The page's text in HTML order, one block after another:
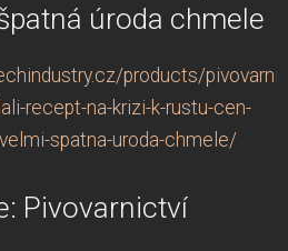
úroda chmele
products/
recept-na-krizi-k-rustu-cen-
spatna-uroda-chmele/
Pivovarnictví